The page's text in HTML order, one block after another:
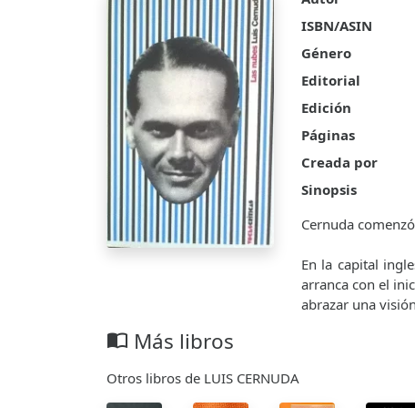
ISBN/ASIN
Género
Editorial
Edición
Páginas
Creada por
Sinopsis
Cernuda
En la capital
arranca con el
abrazar una
import_contacts Más libros
Otros libros de LUIS CERNUDA